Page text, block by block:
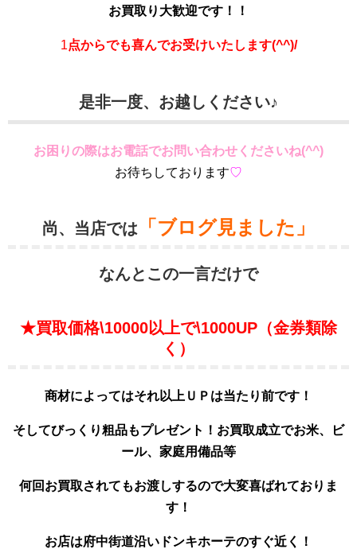
お買取り大歓迎です！！
1点からでも喜んでお受けいたします(^^)/
是非一度、お越しください♪
お困りの際はお電話でお問い合わせくださいね(^^)
お待ちしております♡
尚、当店では 「ブログ見ました」
なんとこの一言だけで
★買取価格\10000以上で\1000UP（金券類除
く）
商材によってはそれ以上ＵＰは当たり前です！
そしてびっくり粗品もプレゼント！お買取成立でお米、ビ
ール、家庭用備品等
何回お買取されてもお渡しするので大変喜ばれておりま
す！
お店は府中街道沿いドンキホーテのすぐ近く！